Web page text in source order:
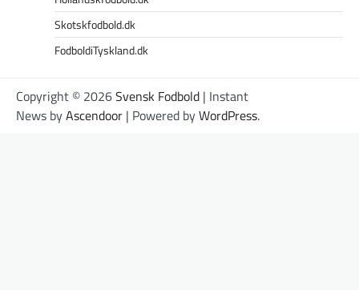
Skotskfodbold.dk
FodboldiTyskland.dk
Copyright © 2026Svensk Fodbold | Instant
News byAscendoor | Powered byWordPress.